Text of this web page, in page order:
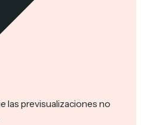
las previsualizaciones no